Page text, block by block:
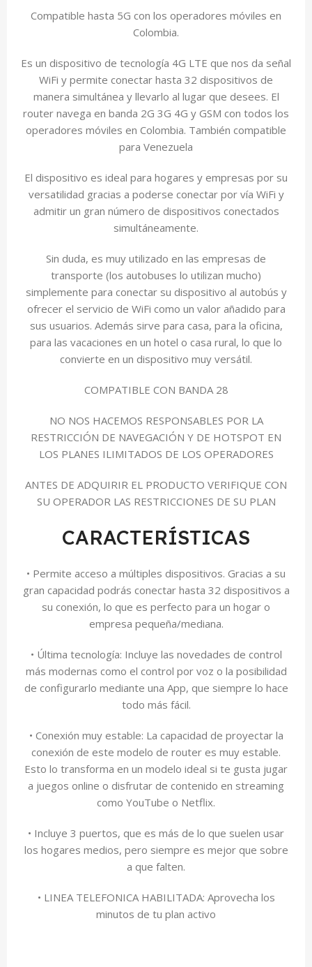
Compatible hasta 5G con los operadores móviles en
Colombia.
Es un dispositivo de tecnología 4G LTE que nos da señal
WiFi y permite conectar hasta 32 dispositivos de
manera simultánea y llevarlo al lugar que desees. El
router navega en banda 2G 3G 4G y GSM con todos los
operadores móviles en Colombia. También compatible
para Venezuela
El dispositivo es ideal para hogares y empresas por su
versatilidad gracias a poderse conectar por vía WiFi y
admitir un gran número de dispositivos conectados
simultáneamente.
Sin duda, es muy utilizado en las empresas de
transporte (los autobuses lo utilizan mucho)
simplemente para conectar su dispositivo al autobús y
ofrecer el servicio de WiFi como un valor añadido para
sus usuarios. Además sirve para casa, para la oficina,
para las vacaciones en un hotel o casa rural, lo que lo
convierte en un dispositivo muy versátil.
COMPATIBLE CON BANDA 28
NO NOS HACEMOS RESPONSABLES POR LA
RESTRICCIÓN DE NAVEGACIÓN Y DE HOTSPOT EN
LOS PLANES ILIMITADOS DE LOS OPERADORES
ANTES DE ADQUIRIR EL PRODUCTO VERIFIQUE CON
SU OPERADOR LAS RESTRICCIONES DE SU PLAN
CARACTERÍSTICAS
• Permite acceso a múltiples dispositivos. Gracias a su
gran capacidad podrás conectar hasta 32 dispositivos a
su conexión, lo que es perfecto para un hogar o
empresa pequeña/mediana.
• Última tecnología: Incluye las novedades de control
más modernas como el control por voz o la posibilidad
de configurarlo mediante una App, que siempre lo hace
todo más fácil.
• Conexión muy estable: La capacidad de proyectar la
conexión de este modelo de router es muy estable.
Esto lo transforma en un modelo ideal si te gusta jugar
a juegos online o disfrutar de contenido en streaming
como YouTube o Netflix.
• Incluye 3 puertos, que es más de lo que suelen usar
los hogares medios, pero siempre es mejor que sobre
a que falten.
• LINEA TELEFONICA HABILITADA: Aprovecha los
minutos de tu plan activo